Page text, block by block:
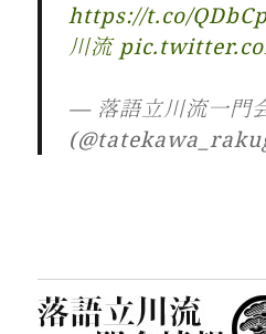
https://t.co/
川流
— 落語立川流一門